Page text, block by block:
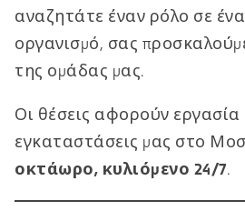
αναζητάτε έναν ρόλο σε
οργανισμό, σας
της ομάδας μας.
Οι θέσεις αφορούν εργασία
εγκαταστάσεις μας στο
οκτάωρο, κυλιόμενο 24/7.